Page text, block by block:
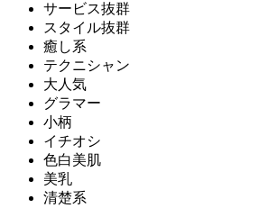
サービス抜群
スタイル抜群
癒し系
テクニシャン
大人気
グラマー
小柄
イチオシ
色白美肌
美乳
清楚系